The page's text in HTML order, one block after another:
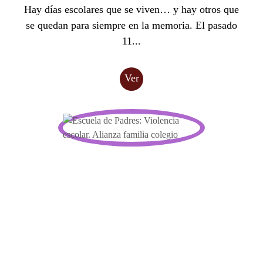
Hay días escolares que se viven… y hay otros que
se quedan para siempre en la memoria. El pasado
11...
Ver